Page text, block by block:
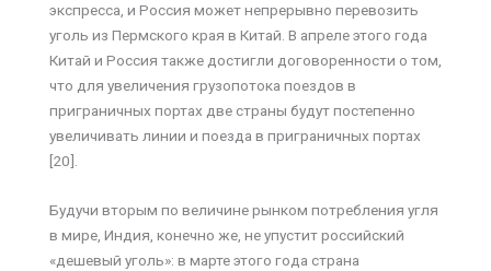
экспресса, и Россия может непрерывно перевозить
уголь из Пермского края в Китай. В апреле этого года
Китай и Россия также достигли договоренности о том,
что для увеличения грузопотока поездов в
приграничных портах две страны будут постепенно
увеличивать линии и поезда в приграничных портах
[20].
Будучи вторым по величине рынком потребления угля
в мире, Индия, конечно же, не упустит российский
«дешевый уголь»: в марте этого года страна